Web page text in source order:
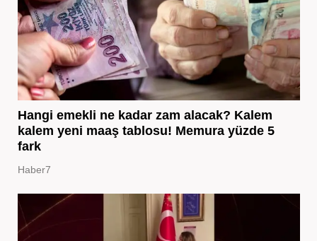
Hangi emekli ne kadar zam alacak? Kalem
kalem yeni maaş tablosu! Memura yüzde 5
fark
Haber7